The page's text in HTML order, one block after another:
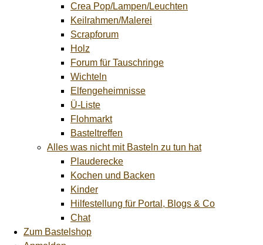
Crea Pop/Lampen/Leuchten
Keilrahmen/Malerei
Scrapforum
Holz
Forum für Tauschringe
Wichteln
Elfengeheimnisse
Ü-Liste
Flohmarkt
Basteltreffen
Alles was nicht mit Basteln zu tun hat
Plauderecke
Kochen und Backen
Kinder
Hilfestellung für Portal, Blogs & Co
Chat
Zum Bastelshop